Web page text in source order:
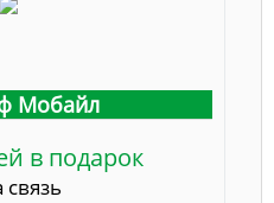
Мобайл
в подарок
связь